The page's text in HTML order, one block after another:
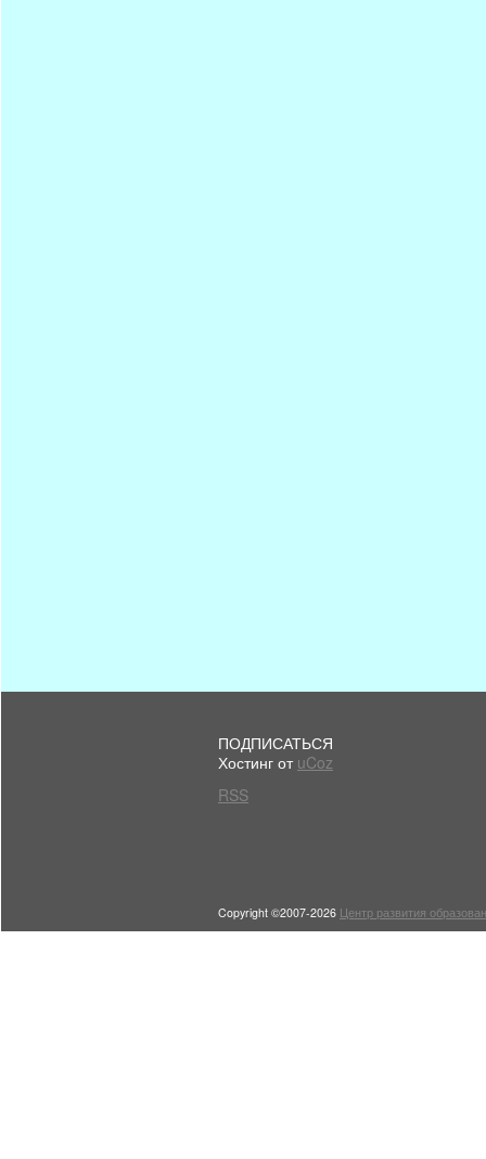
ПОДПИСАТЬСЯ
Хостинг от uCoz
RSS
Copyright ©2007-2026 Центр развития